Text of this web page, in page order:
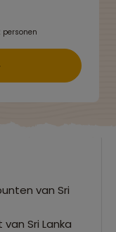
personen
van Sri
Sri Lanka